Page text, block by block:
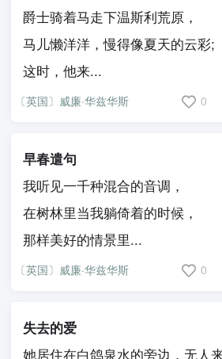
爵士骑着马走下温斯利荒原，
马儿懒洋洋，慢得像夏天的云彩;
这时，他来...
〔英国〕威廉·华兹华斯 0
早春遣句
我听见一千种混合的音调，
在树林里当我躺倚着的时候，
那样美好的情景里...
〔英国〕威廉·华兹华斯 0
失去的爱
她居住在白鸽泉水的旁边，无人